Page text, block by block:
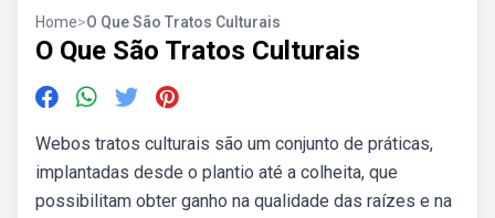
Home>O Que São Tratos Culturais
O Que São Tratos Culturais
Webos tratos culturais são um conjunto de práticas,
implantadas desde o plantio até a colheita, que
possibilitam obter ganho na qualidade das raízes e na